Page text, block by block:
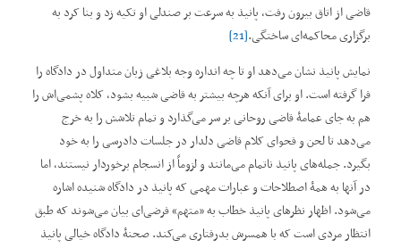
قاضی از اتاق بیرون رفت، پانیذ به‌ سرعت بر صندلی او تکیه زد و بنا کرد به
برگزاری محاکمه‌ای ساختگی.[21]
نمایش پانیذ نشان می‌دهد او تا چه انداره وجه بلاغی زبان متداول در دادگاه را
فرا گرفته است. او برای آنکه هرچه بیشتر به قاضی شبیه بشود، کلاه پشمی‌اش را
هم به جای عمامۀ قاضی روحانی بر سر می‌گذارد و تمام تلاشش را به خرج
می‌دهد تا لحن و فحوای کلام قاضی دلدار در جلسات دادرسی را به خود
بگیرد. جمله‌های پانیذ ناتمام می‌مانند و لزوماً از انسجام برخوردار نیستند، اما
در آنها به همۀ اصطلاحات و عبارات مهمی که پانیذ در دادگاه شنیده اشاره
می‌شود. اظهار نظرهای پانیذ خطاب به ”متهم“ فرضی‌ای بیان می‌شوند که طبق
انتظار مردی است که با همسرش بدرفتاری می‌کند. صحنۀ دادگاه خیالی پانیذ